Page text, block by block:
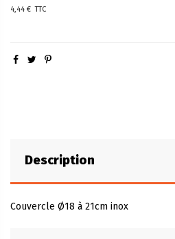
4,44 € TTC
Description
Couvercle Ø18 à 21cm inox